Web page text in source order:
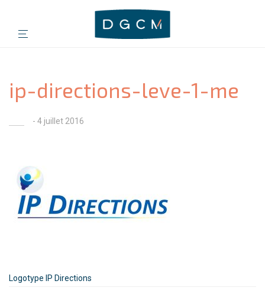
ip-directions-leve-1-me
- 4 juillet 2016
Logotype IP Directions